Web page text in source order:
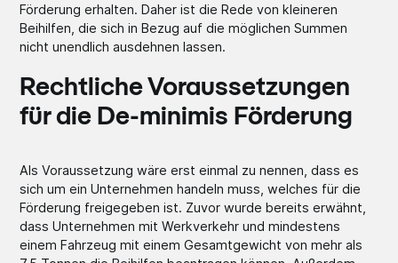
Förderung erhalten. Daher ist die Rede von kleineren
Beihilfen, die sich in Bezug auf die möglichen Summen
nicht unendlich ausdehnen lassen.
Rechtliche Voraussetzungen
für die De-minimis Förderung
Als Voraussetzung wäre erst einmal zu nennen, dass es
sich um ein Unternehmen handeln muss, welches für die
Förderung freigegeben ist. Zuvor wurde bereits erwähnt,
dass Unternehmen mit Werkverkehr und mindestens
einem Fahrzeug mit einem Gesamtgewicht von mehr als